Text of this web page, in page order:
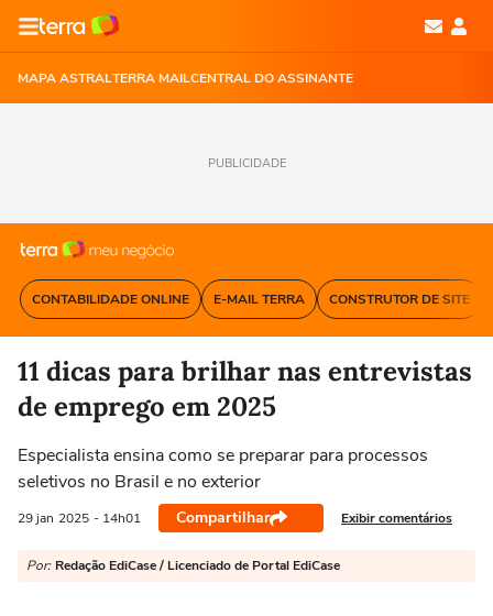
MAPA ASTRALTERRA MAILCENTRAL DO ASSINANTE
PUBLICIDADE
CONTABILIDADE ONLINE E-MAIL TERRA CONSTRUTOR DE SITE
11 dicas para brilhar nas entrevistas
de emprego em 2025
Especialista ensina como se preparar para processos
seletivos no Brasil e no exterior
29 jan 2025 - 14h01 Compartilhar Exibir comentários
Por: Redação EdiCase / Licenciado de Portal EdiCase